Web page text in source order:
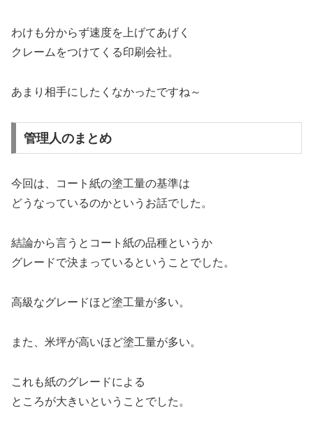
わけも分からず速度を上げてあげく
クレームをつけてくる印刷会社。
あまり相手にしたくなかったですね～
管理人のまとめ
今回は、コート紙の塗工量の基準は
どうなっているのかというお話でした。
結論から言うとコート紙の品種というか
グレードで決まっているということでした。
高級なグレードほど塗工量が多い。
また、米坪が高いほど塗工量が多い。
これも紙のグレードによる
ところが大きいということでした。